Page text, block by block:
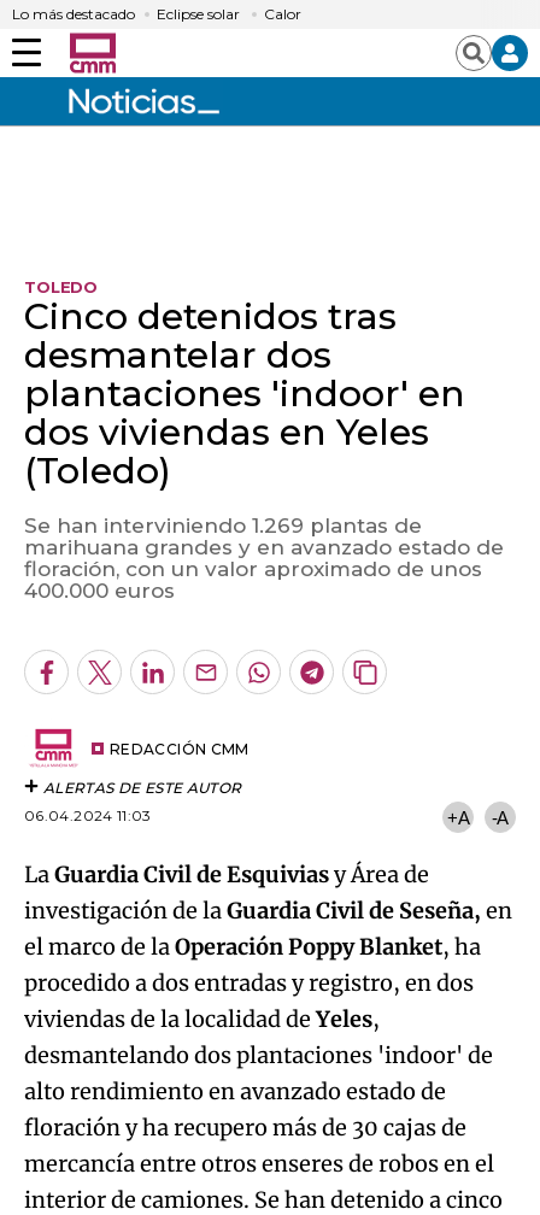
Lo más destacado Eclipse solar Calor
Menú Buscar
TOLEDO
Cinco detenidos tras
desmantelar dos
plantaciones 'indoor' en
dos viviendas en Yeles
(Toledo)
Se han interviniendo 1.269 plantas de
marihuana grandes y en avanzado estado de
floración, con un valor aproximado de unos
400.000 euros
Algo salió mal.
An error occurred, please try again later.
Facebook
TwitterLinkedInEnviarWhatsapp
Telegram
Copiar
REDACCIÓN CMM
ALERTAS DE ESTE AUTOR
06.04.2024 11:03
+A -A
LaGuardia Civil de Esquiviasy Área de
investigación de laGuardia Civil de Seseña, en
el marco de laOperación Poppy Blanket, ha
procedido a dos entradas y registro, en dos
viviendas de la localidad deYeles,
desmantelando dos plantaciones 'indoor' de
alto rendimiento en avanzado estado de
floración y ha recupero más de 30 cajas de
mercancía entre otros enseres de robos en el
interior de camiones. Se han detenido a cinco